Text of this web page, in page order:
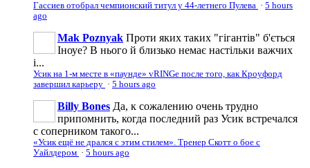
Гассиев отобрал чемпионский титул у 44-летнего Пулева · 5 hours
ago
Mak Poznyak Проти яких таких "гігантів" б'ється
Іноуе? В нього й близько немає настільки важчих
і...
Усик на 1-м месте в «паунде» vRINGe после того, как Кроуфорд
завершил карьеру · 5 hours ago
Billy Bones Да, к сожалению очень трудно
припомнить, когда последний раз Усик встречался
с соперником такого...
«Усик ещё не дрался с этим стилем». Тренер Скотт о бое с
Уайлдером · 5 hours ago